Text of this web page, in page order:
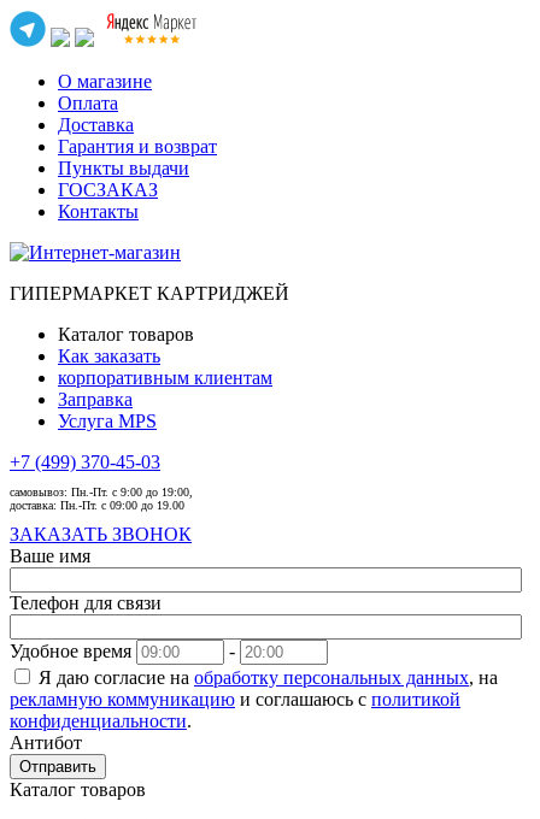
О магазине
Оплата
Доставка
Гарантия и возврат
Пункты выдачи
ГОСЗАКАЗ
Контакты
ГИПЕРМАРКЕТ КАРТРИДЖЕЙ
Каталог товаров
Как заказать
корпоративным клиентам
Заправка
Услуга MPS
+7 (499) 370-45-03
самовывоз: Пн.-Пт. с 9:00 до 19:00,
доставка: Пн.-Пт. с 09:00 до 19.00
ЗАКАЗАТЬ ЗВОНОК
Ваше имя
Телефон для связи
Удобное время
-
Я даю согласие на обработку персональных данных, на
рекламную коммуникацию и соглашаюсь с политикой
конфиденциальности.
Антибот
Отправить
Каталог товаров